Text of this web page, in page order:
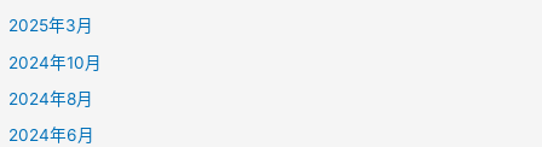
2025年3月
2024年10月
2024年8月
2024年6月